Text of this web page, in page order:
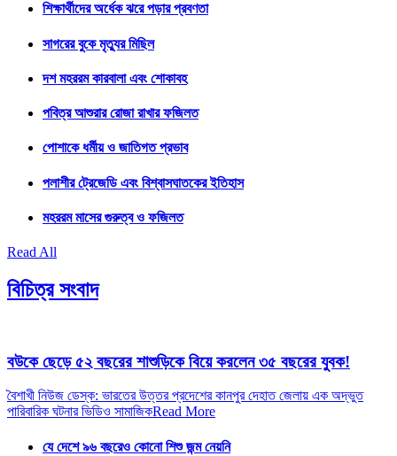
শিক্ষার্থীদের অর্ধেক ঝরে পড়ার প্রবণতা
সাগরের বুকে মৃত্যুর মিছিল
দশ মহররম কারবালা এবং শোকাবহ
পবিত্র আশুরার রোজা রাখার ফজিলত
পোশাকে ধর্মীয় ও জাতিগত প্রভাব
পলাশীর ট্রেজেডি এবং বিশ্বাসঘাতকের ইতিহাস
মহররম মাসের গুরুত্ব ও ফজিলত
Read All
বিচিত্র সংবাদ
বউকে ছেড়ে ৫২ বছরের শাশুড়িকে বিয়ে করলেন ৩৫ বছরের যুবক!
বৈশাখী নিউজ ডেস্ক: ভারতের উত্তর প্রদেশের কানপুর দেহাত জেলায় এক অদ্ভুত
পারিবারিক ঘটনার ভিডিও সামাজিকRead More
যে দেশে ৯৬ বছরেও কোনো শিশু জন্ম নেয়নি